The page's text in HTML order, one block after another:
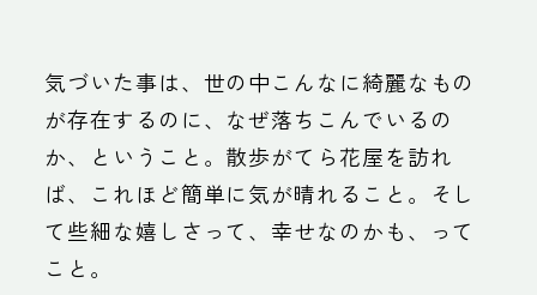
気づいた事は、世の中こんなに綺麗なもの
が存在するのに、なぜ落ちこんでいるの
か、ということ。散歩がてら花屋を訪れ
ば、これほど簡単に気が晴れること。そし
て些細な嬉しさって、幸せなのかも、って
こと。